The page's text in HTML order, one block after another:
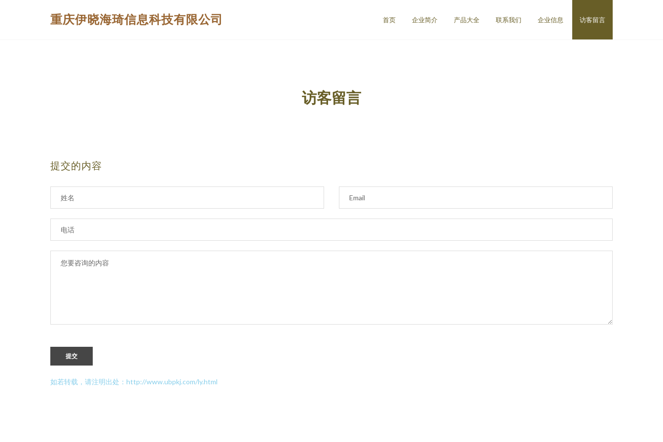
重庆伊晓海琦信息科技有限公司 首页 企业简介 产品大全 联系我们 企业信息 访客留言
访客留言
提交的内容
提交
如若转载，请注明出处：http://www.ubpkj.com/ly.html